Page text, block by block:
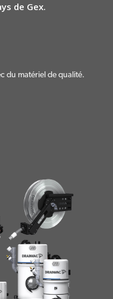
de Gex.
du matériel de qualité.